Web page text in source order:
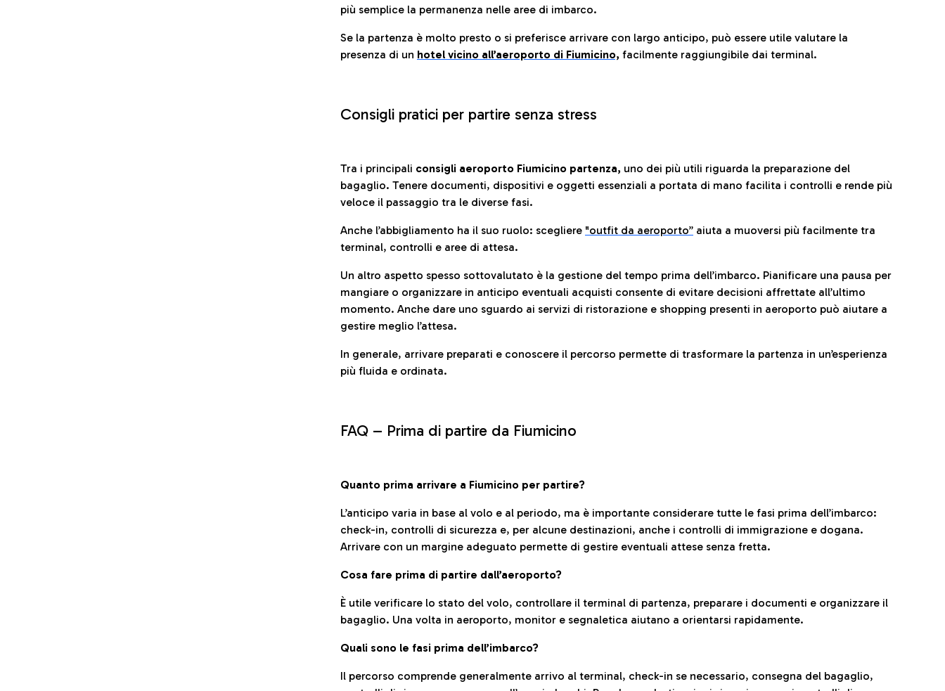
più semplice la permanenza nelle aree di imbarco.
Se la partenza è molto presto o si preferisce arrivare con largo anticipo, può essere utile valutare la
presenza di un hotel vicino all’aeroporto di Fiumicino, facilmente raggiungibile dai terminal.
Consigli pratici per partire senza stress
Tra i principali consigli aeroporto Fiumicino partenza, uno dei più utili riguarda la preparazione del
bagaglio. Tenere documenti, dispositivi e oggetti essenziali a portata di mano facilita i controlli e rende più
veloce il passaggio tra le diverse fasi.
Anche l’abbigliamento ha il suo ruolo: scegliere "outfit da aeroporto” aiuta a muoversi più facilmente tra
terminal, controlli e aree di attesa.
Un altro aspetto spesso sottovalutato è la gestione del tempo prima dell’imbarco. Pianificare una pausa per
mangiare o organizzare in anticipo eventuali acquisti consente di evitare decisioni affrettate all’ultimo
momento. Anche dare uno sguardo ai servizi di ristorazione e shopping presenti in aeroporto può aiutare a
gestire meglio l’attesa.
In generale, arrivare preparati e conoscere il percorso permette di trasformare la partenza in un’esperienza
più fluida e ordinata.
FAQ – Prima di partire da Fiumicino
Quanto prima arrivare a Fiumicino per partire?
L’anticipo varia in base al volo e al periodo, ma è importante considerare tutte le fasi prima dell’imbarco:
check-in, controlli di sicurezza e, per alcune destinazioni, anche i controlli di immigrazione e dogana.
Arrivare con un margine adeguato permette di gestire eventuali attese senza fretta.
Cosa fare prima di partire dall’aeroporto?
È utile verificare lo stato del volo, controllare il terminal di partenza, preparare i documenti e organizzare il
bagaglio. Una volta in aeroporto, monitor e segnaletica aiutano a orientarsi rapidamente.
Quali sono le fasi prima dell’imbarco?
Il percorso comprende generalmente arrivo al terminal, check-in se necessario, consegna del bagaglio,